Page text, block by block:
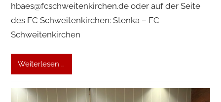
hbaes@fcschweitenkirchen.de oder auf der Seite
des FC Schweitenkirchen: Stenka – FC
Schweitenkirchen
Weiterlesen …